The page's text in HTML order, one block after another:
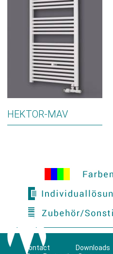
HEKTOR-MAV
Contact Downloads